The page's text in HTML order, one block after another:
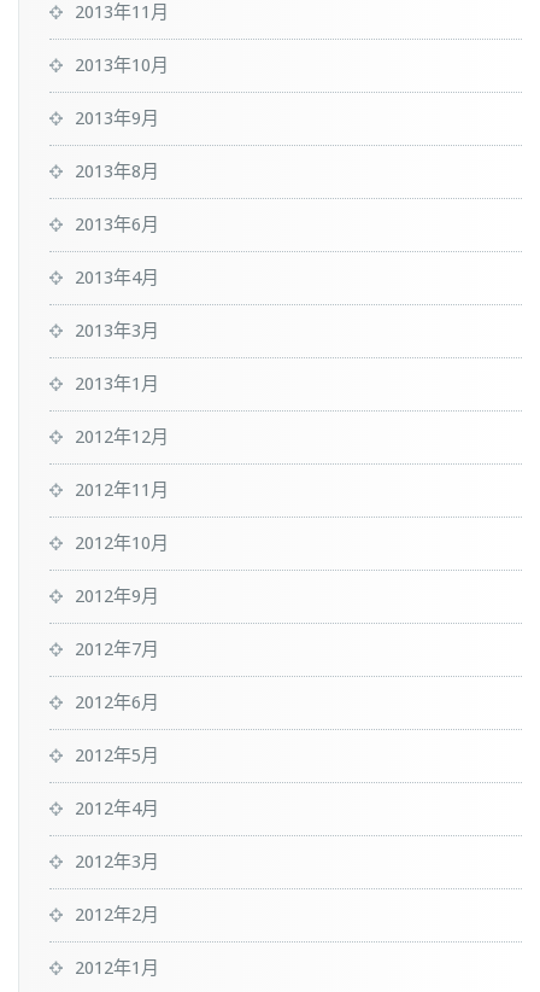
2013年11月
2013年10月
2013年9月
2013年8月
2013年6月
2013年4月
2013年3月
2013年1月
2012年12月
2012年11月
2012年10月
2012年9月
2012年7月
2012年6月
2012年5月
2012年4月
2012年3月
2012年2月
2012年1月